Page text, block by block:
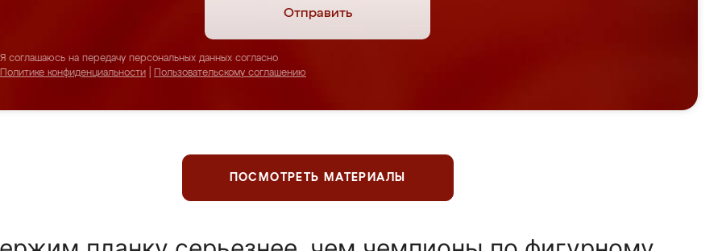
Отправить
Я соглашаюсь на передачу персональных данных согласно
Политике конфиденциальности
Пользовательскому соглашению
ПОСМОТРЕТЬ МАТЕРИАЛЫ